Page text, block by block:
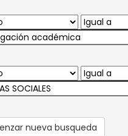
nueva busqueda